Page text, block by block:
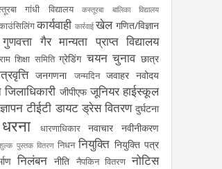
गांधी विद्यालय कस्तूरबा बालिका विद्यालय
कार्यवाही कार्रवाई खेल गणित/विज्ञान
गुणवत्ता गैर मान्यता प्राप्त विद्यालय
शिक्षा समिति ग्रेडिंग चयन चुनाव छात्र
जनगणना जन्मदिन जवाहर नवोदय
जिलाधिकारी जीपीएफ जूनियर हाईस्कूल
ज्ञापन टीईटी डायट ड्रेस वितरण दुर्घटना
धरना धारणाधिकार नवाचार नवीनीकरण
पुस्तक वितरण निधन नियुक्ति नियुक्ति पत्र
निलंबन नीति नैपकिन वितरण नोटिस